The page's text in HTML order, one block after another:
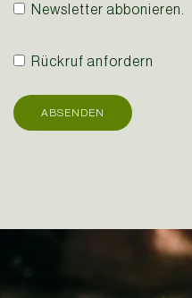
Newsletter abbonieren.
Rückruf anfordern
ABSENDEN